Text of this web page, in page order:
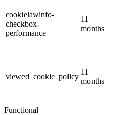
cookielawinfo-
checkbox-
performance
11
months
viewed_cookie_policy
11
months
Functional